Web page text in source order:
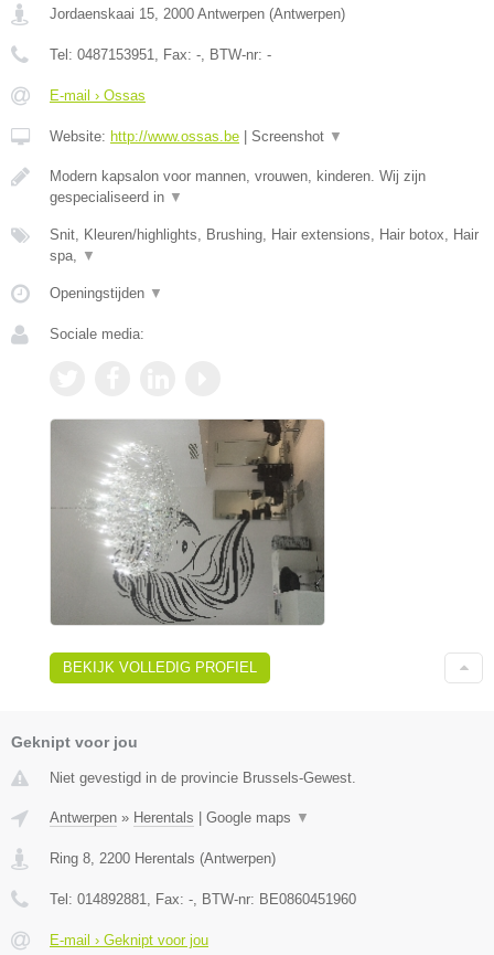
Jordaenskaai 15, 2000 Antwerpen (Antwerpen)
Tel: 0487153951, Fax: -, BTW-nr: -
E-mail › Ossas
Website: http://www.ossas.be Screenshot ▼
Modern kapsalon voor mannen, vrouwen, kinderen. Wij zijn
gespecialiseerd in ▼
Snit, Kleuren/highlights, Brushing, Hair extensions, Hair botox, Hair
spa, ▼
Openingstijden ▼
Sociale media:
BEKIJK VOLLEDIG PROFIEL
Geknipt voor jou
Niet gevestigd in de provincie Brussels-Gewest.
Antwerpen » Herentals | Google maps ▼
Ring 8 2200 Herentals (Antwerpen)
Tel: 014892881 , Fax: - , BTW-nr: BE0860451960
E-mail › Geknipt voor jou